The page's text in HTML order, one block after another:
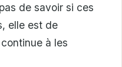
de savoir si ces
elle est de
à les